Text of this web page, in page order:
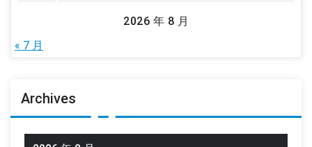
2026 年 8 月
« 7 月
Archives